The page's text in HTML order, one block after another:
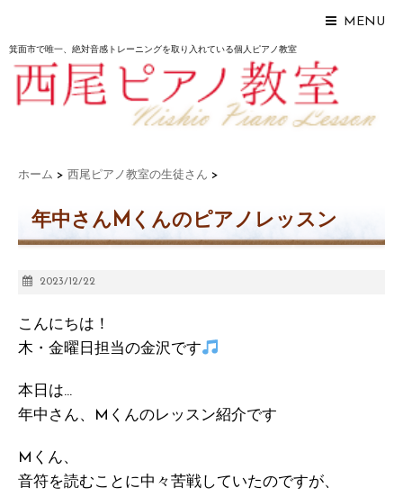
MENU
箕面市で唯一、絶対音感トレーニングを取り入れている個人ピアノ教室
ホーム > 西尾ピアノ教室の生徒さん >
年中さんMくんのピアノレッスン
2023/12/22
こんにちは！
木・金曜日担当の金沢です
本日は…
年中さん、Mくんのレッスン紹介です
Mくん、
音符を読むことに中々苦戦していたのですが、